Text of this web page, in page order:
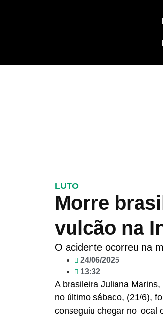
LUTO
Morre
vulcão na
O acidente ocorreu na
24/06/2025
13:32
A brasileira Juliana
no último sábado, (21/6),
conseguiu chegar no local